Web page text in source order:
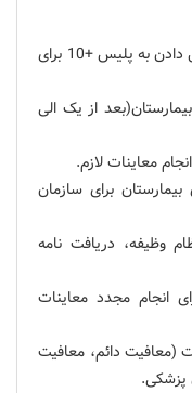
تهیه مدارک مورد نیاز و تحویل دادن به پلیس +10 برای
از یک الی
معاینات لازم.
برای سازمان
وظیفه، دریافت نامه
انجام مجدد معاینات
دائم، معافیت
پزشکی.